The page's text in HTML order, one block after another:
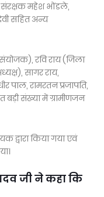
संरक्षक महेश भोंडले,
सहित अन्य
रवि राय (जिला
सागर राय,
पाल, रामरतन प्रजापति,
बड़ी संख्या में ग्रामीणजन
द्वारा किया गया एवं
जी ने कहा कि